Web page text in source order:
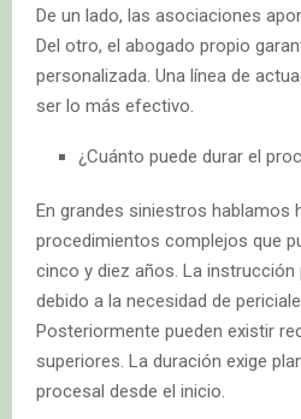
De un lado, las asociaciones
Del otro, el abogado propio
personalizada. Una línea de
ser lo más efectivo.
¿Cuánto puede durar el
En grandes siniestros hablamos
procedimientos complejos que
cinco y diez años. La instrucción
debido a la necesidad de
Posteriormente pueden existir
superiores. La duración exige
procesal desde el inicio.